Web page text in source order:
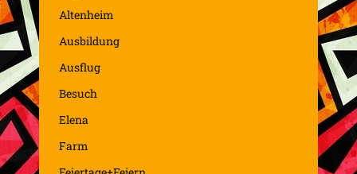
Altenheim
Ausbildung
Ausflug
Besuch
Elena
Farm